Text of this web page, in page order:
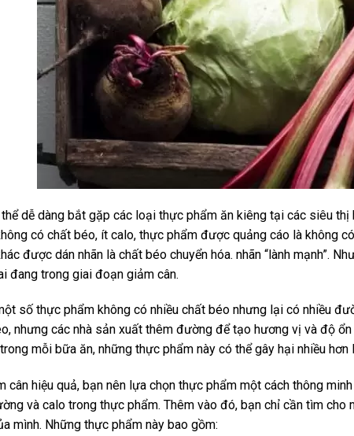
dễ dàng bắt gặp các loại thực phẩm ăn kiêng tại các siêu
có chất béo, ít calo, thực phẩm được quảng cáo là không
được dán nhãn là chất béo chuyển hóa. nhãn “lành mạnh”.
đang trong giai đoạn giảm cân.
số thực phẩm không có nhiều chất béo nhưng lại có nhiều
nhưng các nhà sản xuất thêm đường để tạo hương vị và độ
mỗi bữa ăn, những thực phẩm này có thể gây hại nhiều hơn
cân hiệu quả, bạn nên lựa chọn thực phẩm một cách thông
và calo trong thực phẩm. Thêm vào đó, bạn chỉ cần tìm
mình. Những thực phẩm này bao gồm: